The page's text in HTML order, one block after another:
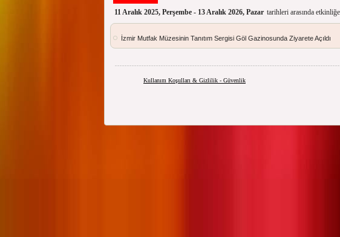
11 Aralık 2025, Perşembe - 13 Aralık 2026, Pazar tarihleri arasında
İzmir Mutfak Müzesinin Tanıtım Sergisi Göl Gazinosunda Ziyarete Açıldı
Kullanım Koşulları & Gizlilik - Güvenlik